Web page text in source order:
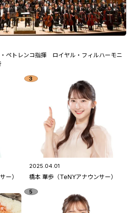
・ペトレンコ指揮 ロイヤル・フィルハーモニ
ー）
2025.04.01
橋本 華歩（TeNYアナウンサー）